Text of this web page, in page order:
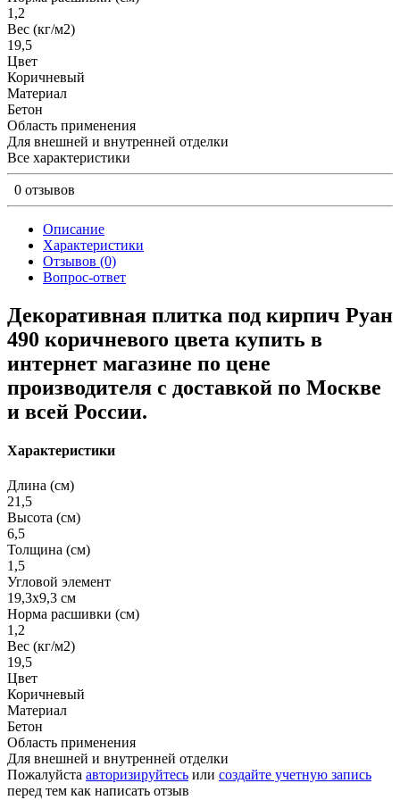
1,2
Вес (кг/м2)
19,5
Цвет
Коричневый
Материал
Бетон
Область применения
Для внешней и внутренней отделки
Все характеристики
0 отзывов
Описание
Характеристики
Отзывов (0)
Вопрос-ответ
Декоративная плитка под кирпич Руан
490 коричневого цвета купить в
интернет магазине по цене
производителя с доставкой по Москве
и всей России.
Характеристики
Длина (см)
21,5
Высота (см)
6,5
Толщина (см)
1,5
Угловой элемент
19,3х9,3 см
Норма расшивки (см)
1,2
Вес (кг/м2)
19,5
Цвет
Коричневый
Материал
Бетон
Область применения
Для внешней и внутренней отделки
Пожалуйста авторизируйтесь или создайте учетную запись
перед тем как написать отзыв